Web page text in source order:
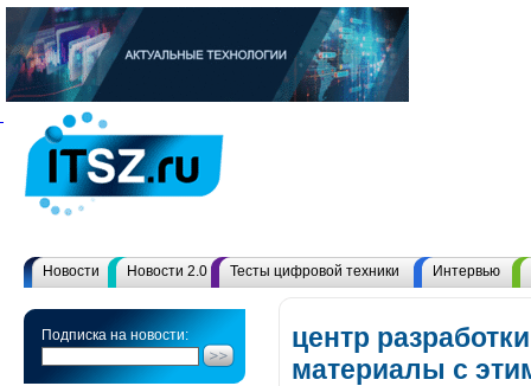
Новости Новости 2.0 Тесты цифровой техники Интервью
Подписка на новости:
центр
материалы с